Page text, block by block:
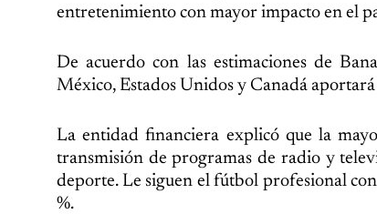
entretenimiento con mayor impacto en el
De acuerdo con las estimaciones de
México, Estados Unidos y Canadá
La entidad financiera explicó que la
transmisión de programas de radio y
deporte. Le siguen el fútbol profesional
%.